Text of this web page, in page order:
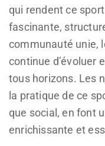
qui rendent ce
fascinante,
communauté unie,
continue d’évoluer
tous horizons. Les
la pratique de ce
que social, en font
enrichissante et